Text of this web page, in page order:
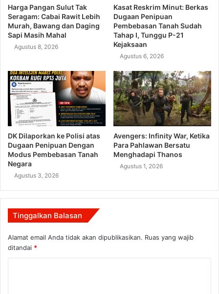
Harga Pangan Sulut Tak
Seragam: Cabai Rawit Lebih
Murah, Bawang dan Daging
Sapi Masih Mahal
Agustus 8, 2026
Kasat Reskrim Minut: Berkas
Dugaan Penipuan
Pembebasan Tanah Sudah
Tahap I, Tunggu P-21
Kejaksaan
Agustus 6, 2026
DK Dilaporkan ke Polisi atas
Dugaan Penipuan Dengan
Modus Pembebasan Tanah
Negara
Agustus 3, 2026
Avengers: Infinity War, Ketika
Para Pahlawan Bersatu
Menghadapi Thanos
Agustus 1, 2026
Tinggalkan Balasan
Alamat email Anda tidak akan dipublikasikan. Ruas yang wajib
ditandai *